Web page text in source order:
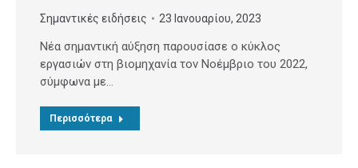
Σημαντικές ειδήσεις 23 Ιανουαρίου, 2023
Νέα σημαντική αύξηση παρουσίασε ο κύκλος
εργασιών στη βιομηχανία τον Νοέμβριο του 2022,
σύμφωνα με…
Περισσότερα